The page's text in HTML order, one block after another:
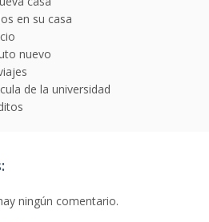
en su casa
nuevo
de la universidad
ningún comentario.